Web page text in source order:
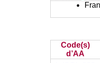
Code(s)
d’AA